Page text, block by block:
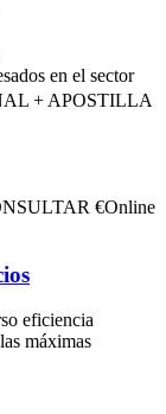
en el sector
+ APOSTILLA
€Online
eficiencia
máximas